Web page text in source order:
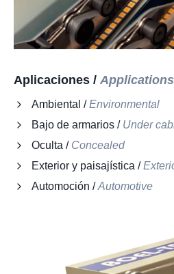
Aplicaciones / Applications
Ambiental /Environmental
Bajo de armarios / Under
Oculta / Concealed
Exterior y paisajística /
Automoción /Automotive